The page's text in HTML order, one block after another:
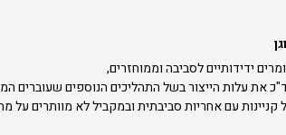
ידידותיים לסביבה וממוחזרים,
את עלות הייצור בשל התהליכים הנוספים שעוברים
קניינות עם אחריות סביבתית ובמקביל לא מוותרים על